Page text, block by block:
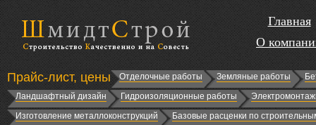
Главная
О
Прайс-лист, цены Отделочные работы Земляные работы
Ландшафтный дизайн
Гидроизоляционные работы
Изготовление металлоконструкций
Базовые расценки по